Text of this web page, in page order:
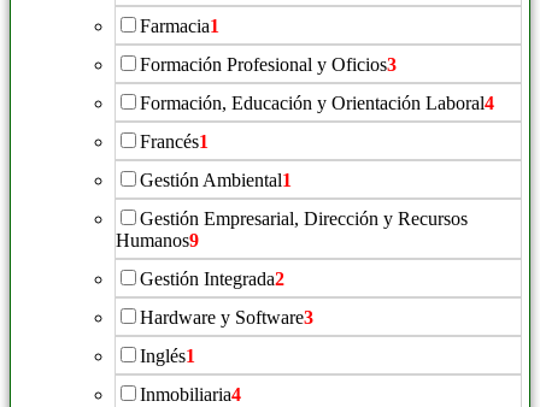
Farmacia1
Formación Profesional y Oficios3
Formación, Educación y Orientación Laboral4
Francés1
Gestión Ambiental1
Gestión Empresarial, Dirección y Recursos
Humanos9
Gestión Integrada2
Hardware y Software3
Inglés1
Inmobiliaria4